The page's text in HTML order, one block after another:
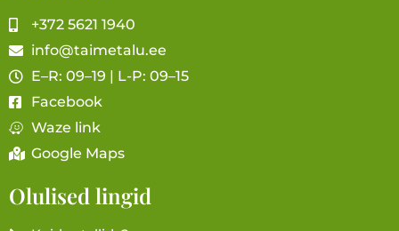
+372 5621 1940
info@taimetalu.ee
E–R: 09–19 | L-P: 09–15
Facebook
Waze link
Google Maps
Olulised lingid